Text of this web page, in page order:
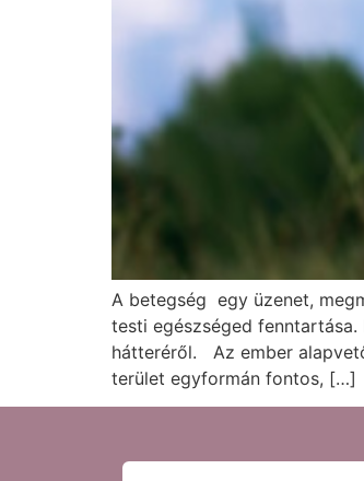
A betegség egy üzenet,
testi egészséged
hátteréről. Az ember
terület egyformán fontos, […]